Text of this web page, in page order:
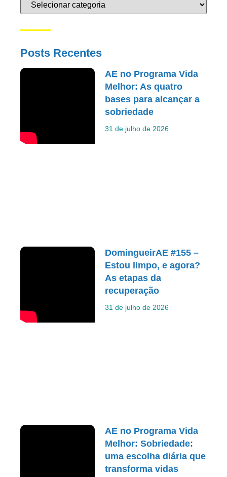
Posts Recentes
AE no Programa Vida
Melhor: As quatro
bases para alcançar a
sobriedade
31 de julho de 2026
DomingueirAE #155 –
Estou limpo, e agora?
As etapas da
recuperação
31 de julho de 2026
AE no Programa Vida
Melhor: Sobriedade:
uma escolha diária que
transforma vidas